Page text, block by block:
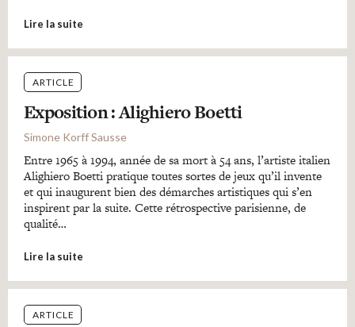
Lire la suite
ARTICLE
Exposition : Alighiero Boetti
Simone Korff Sausse
Entre 1965 à 1994, année de sa mort à 54 ans, l’artiste italien
Alighiero Boetti pratique toutes sortes de jeux qu’il invente
et qui inaugurent bien des démarches artistiques qui s’en
inspirent par la suite. Cette rétrospective parisienne, de
qualité…
Lire la suite
ARTICLE